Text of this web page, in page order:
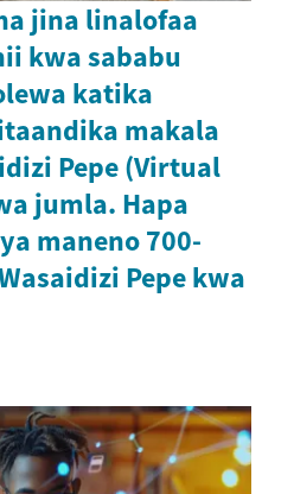
jina linalofaa
kwa sababu
katika
makala
Pepe (Virtual
jumla. Hapa
maneno 700-
Pepe kwa